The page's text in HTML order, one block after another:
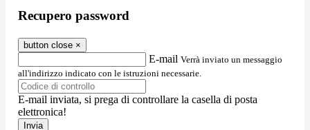
Recupero password
button close ×
E-mail Verrà inviato un messaggio
all'indirizzo indicato con le istruzioni necessarie.
E-mail inviata, si prega di controllare la casella di posta
elettronica!